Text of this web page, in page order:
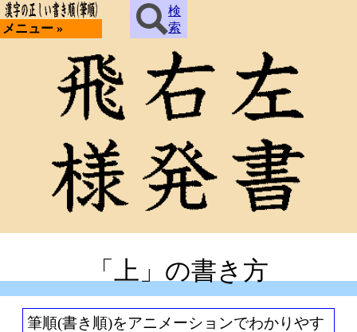
メニュー »
検
索
「上」の書き方
筆順(書き順)をアニメーションでわかりやす